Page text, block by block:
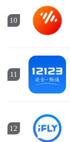
10
11
12